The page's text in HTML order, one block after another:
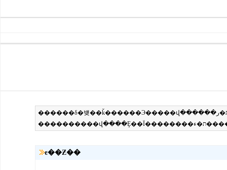
ͼ��Ƶ��